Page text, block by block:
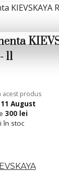
acest produs
August
300 lei
în stoc